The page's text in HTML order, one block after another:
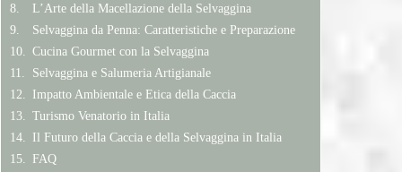
L’Arte della Macellazione della Selvaggina
Selvaggina da Penna: Caratteristiche e Preparazione
Cucina Gourmet con la Selvaggina
Selvaggina e Salumeria Artigianale
Impatto Ambientale e Etica della Caccia
Turismo Venatorio in Italia
Il Futuro della Caccia e della Selvaggina in Italia
FAQ